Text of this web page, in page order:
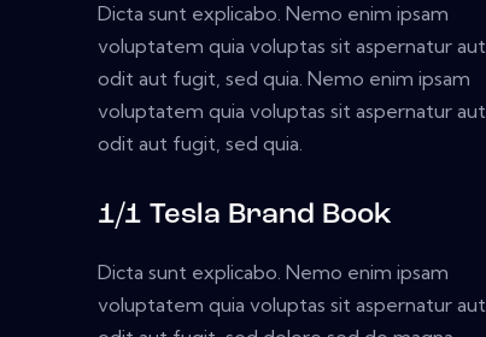
Dicta sunt explicabo. Nemo enim ipsam
voluptatem quia voluptas sit aspernatur aut
odit aut fugit, sed quia. Nemo enim ipsam
voluptatem quia voluptas sit aspernatur aut
odit aut fugit, sed quia.
1/1 Tesla Brand Book
Dicta sunt explicabo. Nemo enim ipsam
voluptatem quia voluptas sit aspernatur aut